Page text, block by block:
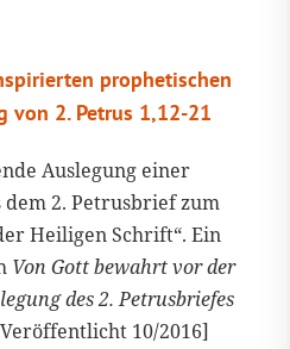
prophetischen
von 2. Petrus 1,12-21
Auslegung einer
dem 2. Petrusbrief zum
Heiligen Schrift“. Ein
Von Gott bewahrt vor der
des 2. Petrusbriefes
Veröffentlicht 10/2016]